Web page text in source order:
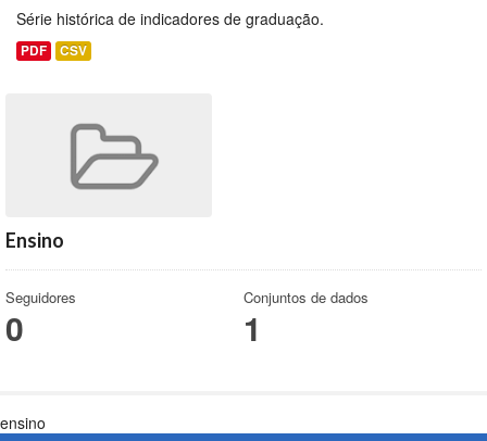
Série histórica de indicadores de graduação.
PDF CSV
Ensino
Seguidores
0
Conjuntos de dados
1
ensino